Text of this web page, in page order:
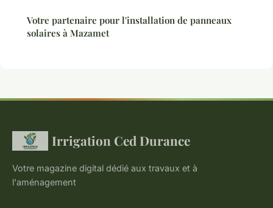
Votre partenaire pour l'installation de panneaux
solaires à Mazamet
Irrigation Ced Durance
Votre magazine digital dédié aux travaux et à
l'aménagement